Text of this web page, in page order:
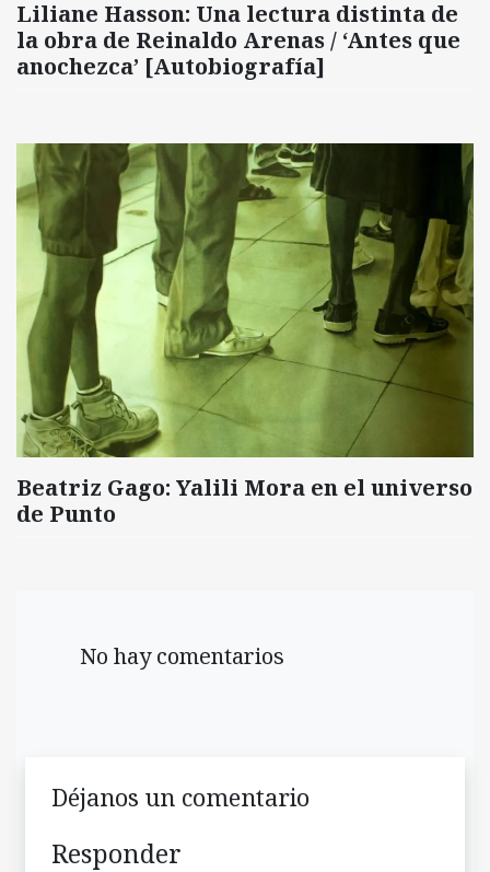
Liliane Hasson: Una lectura distinta de
la obra de Reinaldo Arenas / ‘Antes que
anochezca’ [Autobiografía]
Beatriz Gago: Yalili Mora en el universo
de Punto
No hay comentarios
Déjanos un comentario
Responder